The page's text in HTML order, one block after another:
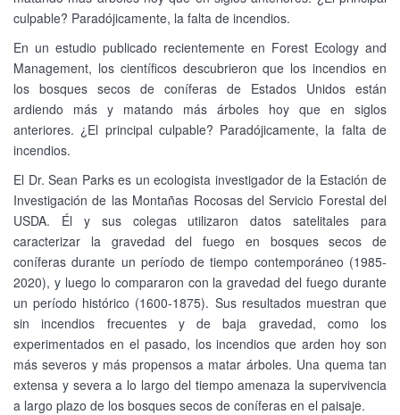
culpable? Paradójicamente, la falta de incendios.
En un estudio publicado recientemente en Forest Ecology and
Management, los científicos descubrieron que los incendios en
los bosques secos de coníferas de Estados Unidos están
ardiendo más y matando más árboles hoy que en siglos
anteriores. ¿El principal culpable? Paradójicamente, la falta de
incendios.
El Dr. Sean Parks es un ecologista investigador de la Estación de
Investigación de las Montañas Rocosas del Servicio Forestal del
USDA. Él y sus colegas utilizaron datos satelitales para
caracterizar la gravedad del fuego en bosques secos de
coníferas durante un período de tiempo contemporáneo (1985-
2020), y luego lo compararon con la gravedad del fuego durante
un período histórico (1600-1875). Sus resultados muestran que
sin incendios frecuentes y de baja gravedad, como los
experimentados en el pasado, los incendios que arden hoy son
más severos y más propensos a matar árboles. Una quema tan
extensa y severa a lo largo del tiempo amenaza la supervivencia
a largo plazo de los bosques secos de coníferas en el paisaje.